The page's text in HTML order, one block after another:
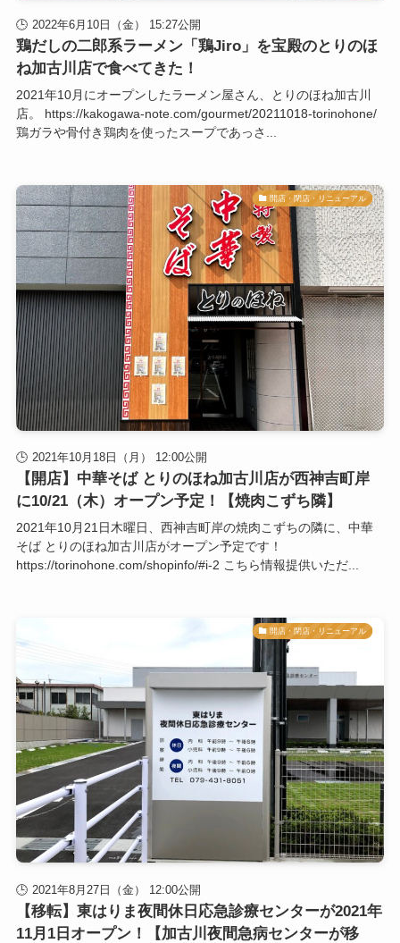
2022年6月10日（金） 15:27公開
鶏だしの二郎系ラーメン「鶏Jiro」を宝殿のとりのほ
ね加古川店で食べてきた！
2021年10月にオープンしたラーメン屋さん、とりのほね加古川
店。 https://kakogawa-note.com/gourmet/20211018-torinohone/
鶏ガラや骨付き鶏肉を使ったスープであっさ...
開店・閉店・リニューアル
2021年10月18日（月） 12:00公開
【開店】中華そば とりのほね加古川店が西神吉町岸
に10/21（木）オープン予定！【焼肉こずち隣】
2021年10月21日木曜日、西神吉町岸の焼肉こずちの隣に、中華
そば とりのほね加古川店がオープン予定です！
https://torinohone.com/shopinfo/#i-2 こちら情報提供いただ...
開店・閉店・リニューアル
2021年8月27日（金） 12:00公開
【移転】東はりま夜間休日応急診療センターが2021年
11月1日オープン！【加古川夜間急病センターが移